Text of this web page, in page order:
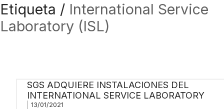
Etiqueta / International Service
Laboratory (ISL)
SGS ADQUIERE INSTALACIONES DEL
INTERNATIONAL SERVICE LABORATORY
13/01/2021